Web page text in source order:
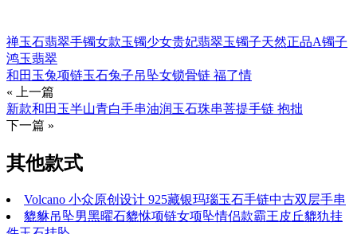
禅玉石翡翠手镯女款玉镯少女贵妃翡翠玉镯子天然正品A镯子
鸿玉翡翠
和田玉兔项链玉石兔子吊坠女锁骨链 福了情
« 上一篇
新款和田玉半山青白手串油润玉石珠串菩提手链 抱拙
下一篇 »
其他款式
Volcano 小众原创设计 925藏银玛瑙玉石手链中古双层手串
貔貅吊坠男黑曜石貔恘项链女项坠情侣款霸王皮丘貔犰挂